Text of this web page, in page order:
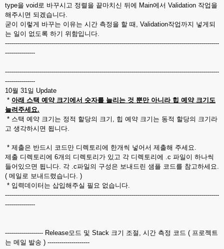
type을 void로 바꾸시고 정렬을 끝마치신 뒤에 Main에서 Validation 작업을
해주시면 되겠습니다.
굳이 이렇게 바꾸는 이유는 시간 측정을 할 때, Validation작업까지 넣게되
는 일이 없도록 하기 위함입니다.
-----------------------------------------------------------------------------------------------------------
---------------
-----------------------------------------------------------------------------------------------------------
---------------
10월 31일 Update
* 아래 스택 예약 크기에서 숫자를 늘리는 것 뿐만 아니라 힙 예약 크기도
늘려주세요.
* 스택 예약 크기는 정적 할당의 크기, 힙 예약 크기는 동적 할당의 크기라
고 생각하시면 됩니다.
* 제출은 반드시 코드만 디렉토리에 한개씩 넣어서 제출해 주세요.
제출 디렉토리에 6개의 디렉토리가 있고 각 디렉토리에 .c 파일이 하나씩
들어있으면 됩니다. 각 .c파일의 구성은 보내드린 샘플 코드를 참고하세요.
( 메일로 보내드렸습니다. )
* 입력데이터는 삽입해주실 필요 없습니다.
-----------------------------------------------------------------------------------------------------------
---------------
------------------- Release모드 및 Stack 크기 조절, 시간 측정 코드 ( 프로젝트
는 메일 발송 ) ---------------------